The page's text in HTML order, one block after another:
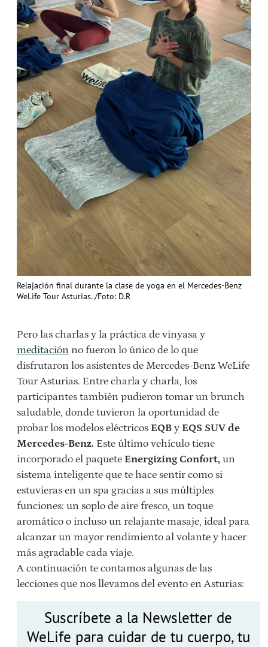
Relajación final durante la clase de yoga en el Mercedes-Benz
WeLife Tour Asturias. /Foto: D.R
Pero las charlas y la práctica de vinyasa y
meditación no fueron lo único de lo que
disfrutaron los asistentes de Mercedes-Benz WeLife
Tour Asturias. Entre charla y charla, los
participantes también pudieron tomar un brunch
saludable, donde tuvieron la oportunidad de
probar los modelos eléctricos EQB y EQS SUV de
Mercedes-Benz. Este último vehículo tiene
incorporado el paquete Energizing Confort, un
sistema inteligente que te hace sentir como si
estuvieras en un spa gracias a sus múltiples
funciones: un soplo de aire fresco, un toque
aromático o incluso un relajante masaje, ideal para
alcanzar un mayor rendimiento al volante y hacer
más agradable cada viaje.
A continuación te contamos algunas de las
lecciones que nos llevamos del evento en Asturias:
Suscríbete a la Newsletter de
WeLife para cuidar de tu cuerpo, tu